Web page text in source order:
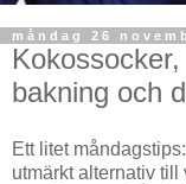
måndag 26
bakning och
Ett litet
utmärkt alternativ